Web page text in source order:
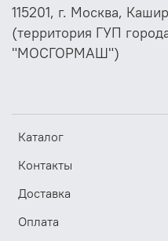
Каталог
Контакты
Доставка
Оплата
115201, г. Москва,
(территория ГУП
"МОСГОРМАШ")